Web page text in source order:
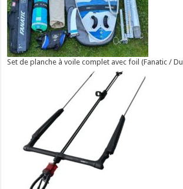
Set de planche à voile complet avec foil (Fanatic /